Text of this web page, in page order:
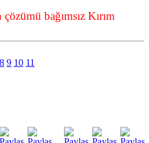
bağımsız Kırım
8 9 10 11